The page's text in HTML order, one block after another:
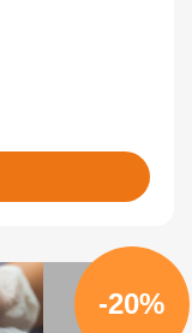
-20%